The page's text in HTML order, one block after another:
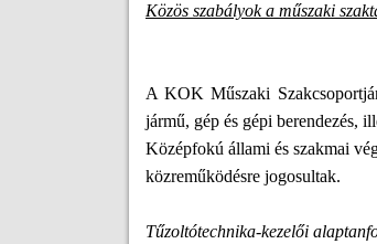
Közös szabályok a műszaki
A KOK Műszaki
jármű, gép és gépi berendezés,
Középfokú állami és szakmai
közreműködésre jogosultak.
Tűzoltótechnika-kezelői